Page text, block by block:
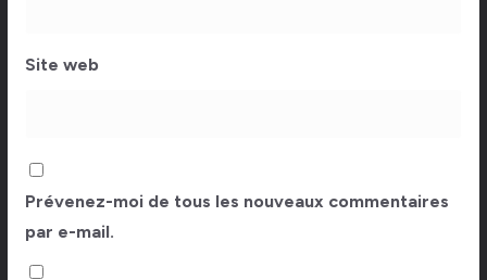
Site web
Prévenez-moi de tous les nouveaux commentaires
par e-mail.